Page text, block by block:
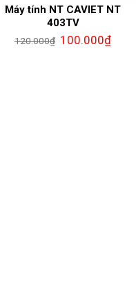
Máy tính NT CAVIET NT
403TV
120.000₫ 100.000₫